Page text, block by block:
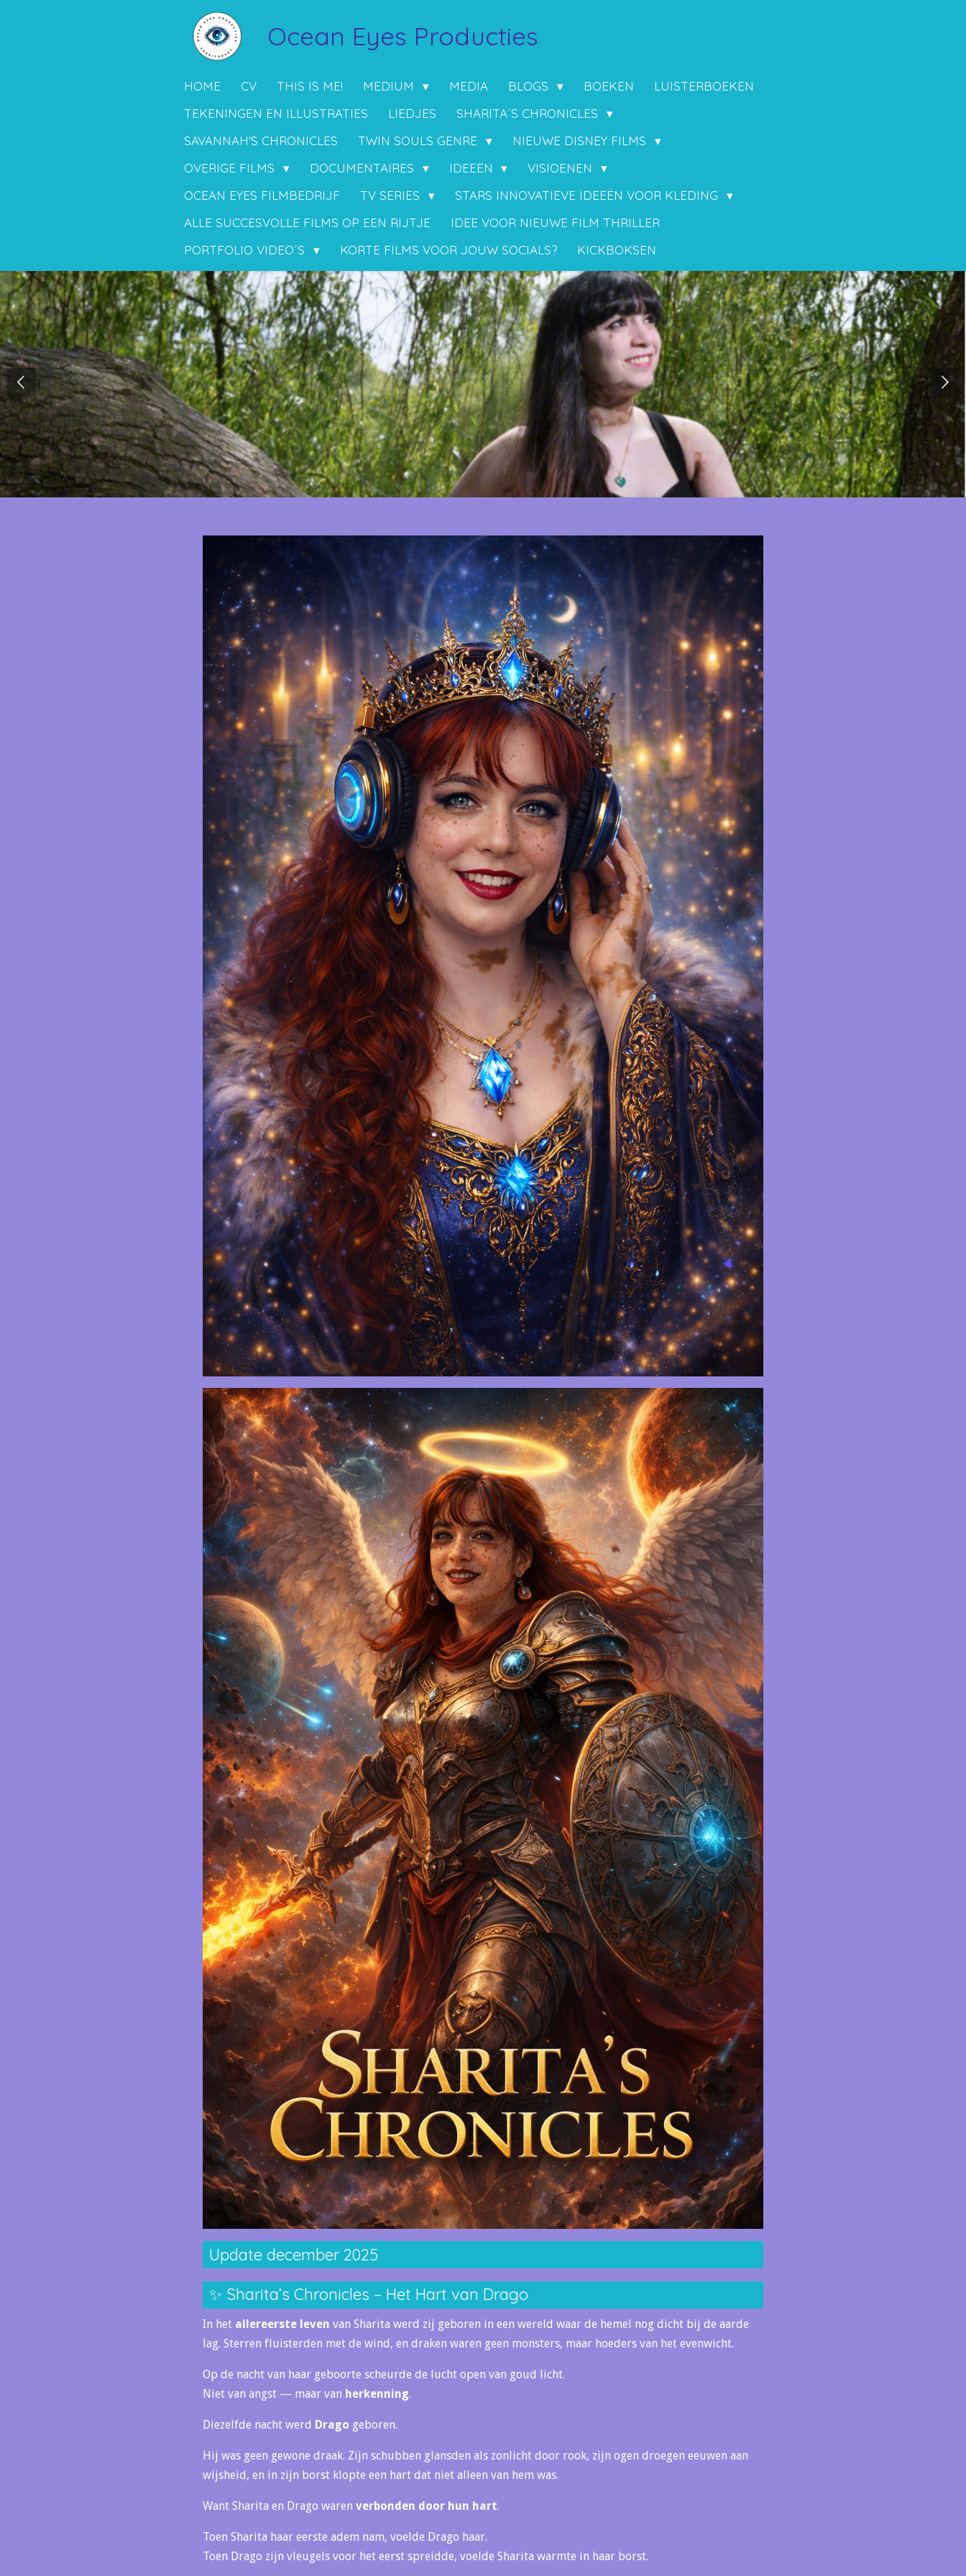
Ocean Eyes Producties
HOME CV THIS IS ME! MEDIUM MEDIA BLOGS BOEKEN
LUISTERBOEKEN
TEKENINGEN EN ILLUSTRATIES
LIEDJES
SHARITA´S CHRONICLES
SAVANNAH'S CHRONICLES
TWIN SOULS GENRE
NIEUWE DISNEY FILMS
OVERIGE FILMS
DOCUMENTAIRES IDEEËN
VISIOENEN
OCEAN EYES FILMBEDRIJF
TV SERIES
STARS INNOVATIEVE IDEEËN VOOR KLEDING
ALLE SUCCESVOLLE FILMS OP EEN RIJTJE
IDEE VOOR NIEUWE FILM THRILLER
PORTFOLIO VIDEO´S
KORTE FILMS VOOR JOUW SOCIALS? KICKBOKSEN
Update december 2025
✨ Sharita’s Chronicles – Het Hart van Drago
In het allereerste leven van Sharita werd zij geboren in een wereld waar de hemel nog dicht bij de aarde
lag. Sterren fluisterden met de wind, en draken waren geen monsters, maar hoeders van het evenwicht.
Op de nacht van haar geboorte scheurde de lucht open van goud licht.
Niet van angst — maar van herkenning.
Diezelfde nacht werd Drago geboren.
Hij was geen gewone draak. Zijn schubben glansden als zonlicht door rook, zijn ogen droegen eeuwen aan
wijsheid, en in zijn borst klopte een hart dat niet alleen van hem was.
Want Sharita en Drago waren verbonden door hun hart.
Toen Sharita haar eerste adem nam, voelde Drago haar.
Toen Drago zijn vleugels voor het eerst spreidde, voelde Sharita warmte in haar borst.